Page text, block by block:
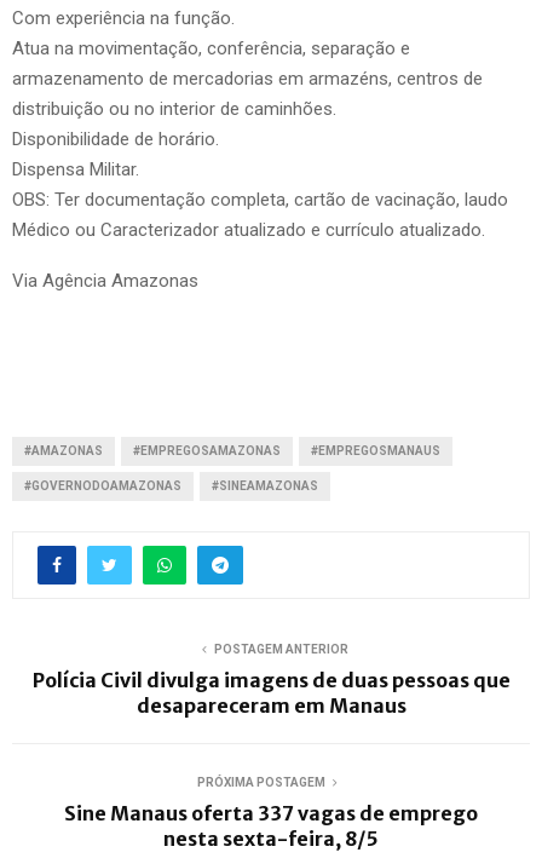
Com experiência na função.
Atua na movimentação, conferência, separação e
armazenamento de mercadorias em armazéns, centros de
distribuição ou no interior de caminhões.
Disponibilidade de horário.
Dispensa Militar.
OBS: Ter documentação completa, cartão de vacinação, laudo
Médico ou Caracterizador atualizado e currículo atualizado.
Via Agência Amazonas
#AMAZONAS #EMPREGOSAMAZONAS #EMPREGOSMANAUS
#GOVERNODOAMAZONAS #SINEAMAZONAS
POSTAGEM ANTERIOR
Polícia Civil divulga imagens de duas pessoas que
desapareceram em Manaus
PRÓXIMA POSTAGEM
Sine Manaus oferta 337 vagas de emprego
nesta sexta-feira, 8/5